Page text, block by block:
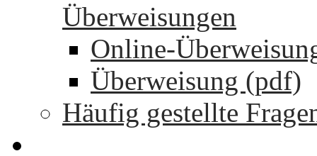
Überweisungen
Online-
Überweisung (pdf)
Häufig gestellte